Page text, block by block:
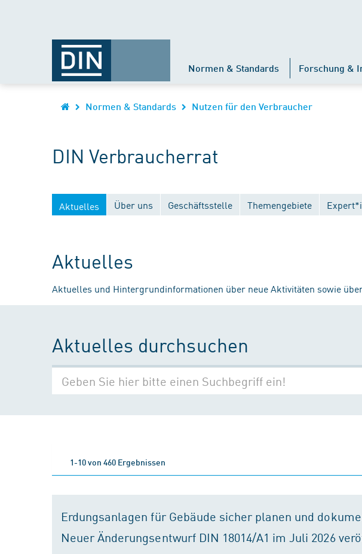
Normen & Standards Forschung &
Normen & Standards Nutzen für den Verbraucher
DIN Verbraucherrat
Aktuelles Über uns Geschäftsstelle Themengebiete
Aktuelles
Aktuelles und Hintergrundinformationen über neue Aktivitäten sowie
Aktuelles durchsuchen
1-10 von 460 Ergebnissen
Erdungsanlagen für Gebäude sicher planen und
Neuer Änderungsentwurf DIN 18014/A1 im Juli 2026